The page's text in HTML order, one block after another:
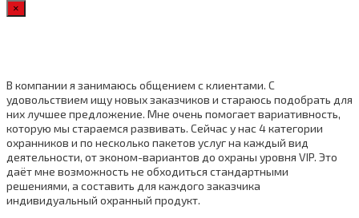
×
В компании я занимаюсь общением с клиентами. С
удовольствием ищу новых заказчиков и стараюсь подобрать для
них лучшее предложение. Мне очень помогает вариативность,
которую мы стараемся развивать. Сейчас у нас 4 категории
охранников и по несколько пакетов услуг на каждый вид
деятельности, от эконом-вариантов до охраны уровня VIP. Это
даёт мне возможность не обходиться стандартными
решениями, а составить для каждого заказчика
индивидуальный охранный продукт.